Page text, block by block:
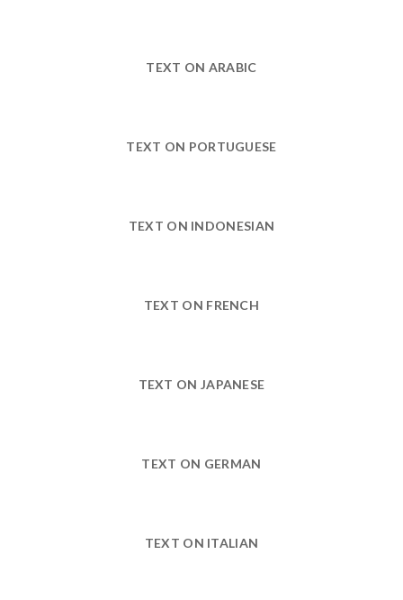
TEXT ON ARABIC
TEXT ON PORTUGUESE
TEXT ON INDONESIAN
TEXT ON FRENCH
TEXT ON JAPANESE
TEXT ON GERMAN
TEXT ON ITALIAN